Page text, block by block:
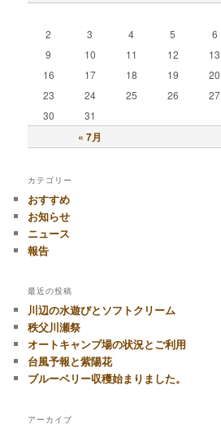
« 7月
2
3 4 5 6
9
10 11 12 13
16
17 18 19 20
23
24 25 26 27
30
31
カテゴリー
おすすめ
お知らせ
ニュース
報告
最近の投稿
川辺の水遊びとソフトクリーム
秩父川瀬祭
オートキャンプ場の状況とご利用
台風予報と紫陽花
ブルーベリー収穫始まりました。
アーカイブ